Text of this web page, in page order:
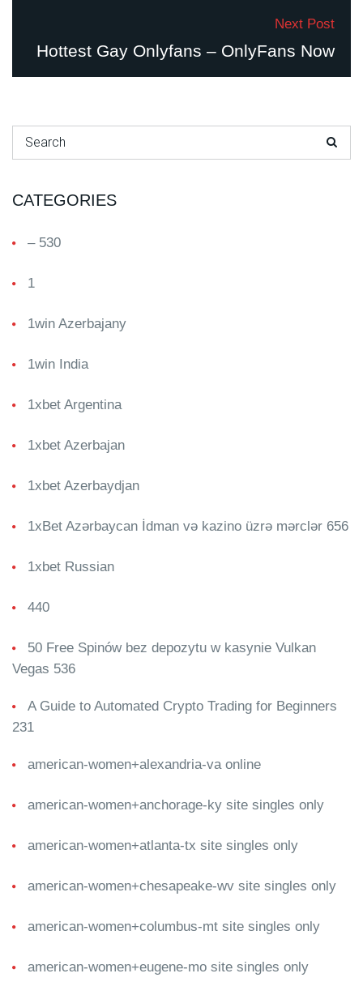
Next Post
Hottest Gay Onlyfans – OnlyFans Now
Search for:
CATEGORIES
– 530
1
1win Azerbajany
1win India
1xbet Argentina
1xbet Azerbajan
1xbet Azerbaydjan
1xBet Azərbaycan İdman və kazino üzrə mərclər 656
1xbet Russian
440
50 Free Spinów bez depozytu w kasynie Vulkan
Vegas 536
A Guide to Automated Crypto Trading for Beginners
231
american-women+alexandria-va online
american-women+anchorage-ky site singles only
american-women+atlanta-tx site singles only
american-women+chesapeake-wv site singles only
american-women+columbus-mt site singles only
american-women+eugene-mo site singles only